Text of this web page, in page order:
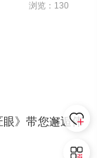
浏览：130
》带您邂逅伟